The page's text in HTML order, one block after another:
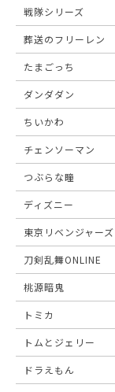
戦隊シリーズ
葬送のフリーレン
たまごっち
ダンダダン
ちいかわ
チェンソーマン
つぶらな瞳
ディズニー
東京リベンジャーズ
刀剣乱舞ONLINE
桃源暗鬼
トミカ
トムとジェリー
ドラえもん